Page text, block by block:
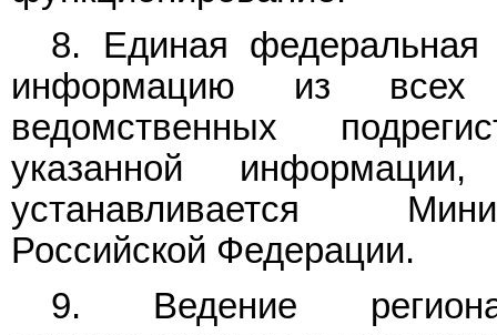
8. Единая федеральная
информацию из всех
ведомственных
указанной
устанавливается
Российской Федерации.
9. Ведение